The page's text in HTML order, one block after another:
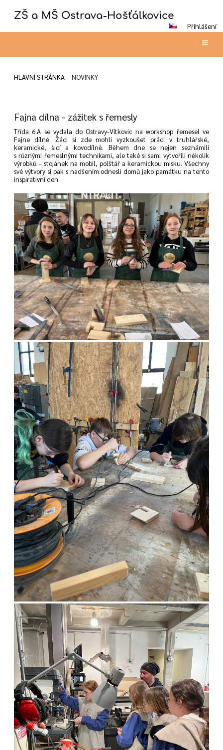
ZŠ a MŠ Ostrava-Hošťálkovice
Přihlášení
HLAVNÍ STRÁNKA NOVINKY
Fajna dílna - zážitek s řemesly
Třída 6.A se vydala do Ostravy-Vítkovic na workshop řemesel ve
Fajne dílně. Žáci si zde mohli vyzkoušet práci v truhlářské,
keramické, šicí a kovodílně. Během dne se nejen seznámili
s různými řemeslnými technikami, ale také si sami vytvořili několik
výrobků – stojánek na mobil, polštář a keramickou misku. Všechny
své výtvory si pak s nadšením odnesli domů jako památku na tento
inspirativní den.